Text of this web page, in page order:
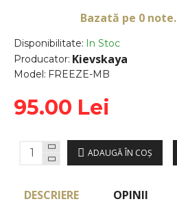
Disponibilitate: In Stoc
Producator: Kievskaya
Model: FREEZE-MB
Bazată pe 0 note.
95.00 Lei
ADAUGĂ ÎN COŞ
DESCRIERE OPINII